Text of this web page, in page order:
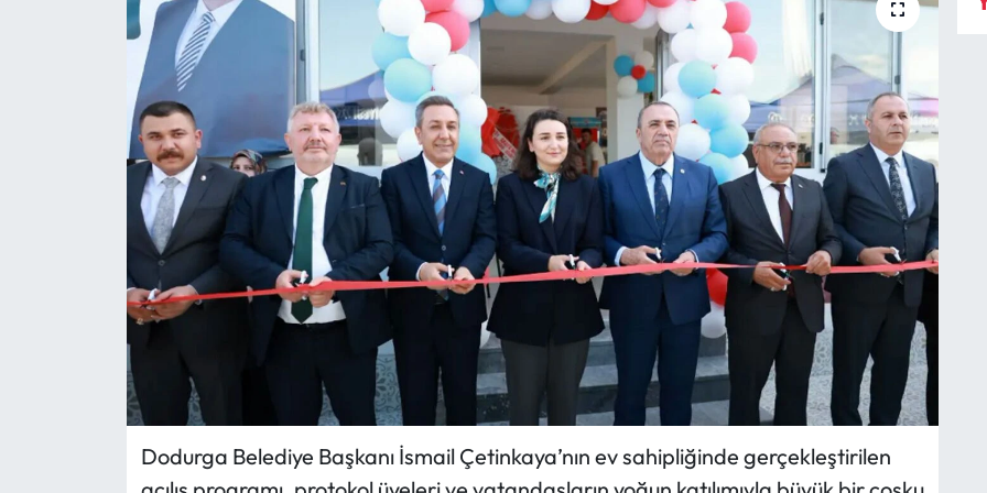
Dodurga Belediye Başkanı İsmail Çetinkaya’nın ev sahipliğinde gerçekleştirilen
Ekonomi
İskilip Haberleri
Kargı Haberleri
Kimdir?
Kültür Sanat
Laçin Haberleri